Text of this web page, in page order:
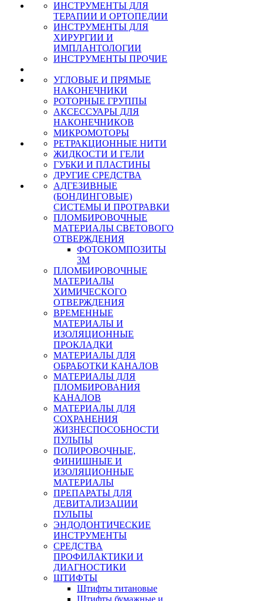
ИНСТРУМЕНТЫ ДЛЯ
ТЕРАПИИ И ОРТОПЕДИИ
ИНСТРУМЕНТЫ ДЛЯ
ХИРУРГИИ И
ИМПЛАНТОЛОГИИ
ИНСТРУМЕНТЫ ПРОЧИЕ
УГЛОВЫЕ И ПРЯМЫЕ
НАКОНЕЧНИКИ
РОТОРНЫЕ ГРУППЫ
АКСЕССУАРЫ ДЛЯ
НАКОНЕЧНИКОВ
МИКРОМОТОРЫ
РЕТРАКЦИОННЫЕ НИТИ
ЖИДКОСТИ И ГЕЛИ
ГУБКИ И ПЛАСТИНЫ
ДРУГИЕ СРЕДСТВА
АДГЕЗИВНЫЕ
(БОНДИНГОВЫЕ)
СИСТЕМЫ И ПРОТРАВКИ
ПЛОМБИРОВОЧНЫЕ
МАТЕРИАЛЫ СВЕТОВОГО
ОТВЕРЖДЕНИЯ
ФОТОКОМПОЗИТЫ
3М
ПЛОМБИРОВОЧНЫЕ
МАТЕРИАЛЫ
ХИМИЧЕСКОГО
ОТВЕРЖДЕНИЯ
ВРЕМЕННЫЕ
МАТЕРИАЛЫ И
ИЗОЛЯЦИОННЫЕ
ПРОКЛАДКИ
МАТЕРИАЛЫ ДЛЯ
ОБРАБОТКИ КАНАЛОВ
МАТЕРИАЛЫ ДЛЯ
ПЛОМБИРОВАНИЯ
КАНАЛОВ
МАТЕРИАЛЫ ДЛЯ
СОХРАНЕНИЯ
ЖИЗНЕСПОСОБНОСТИ
ПУЛЬПЫ
ПОЛИРОВОЧНЫЕ,
ФИНИШНЫЕ И
ИЗОЛЯЦИОННЫЕ
МАТЕРИАЛЫ
ПРЕПАРАТЫ ДЛЯ
ДЕВИТАЛИЗАЦИИ
ПУЛЬПЫ
ЭНДОДОНТИЧЕСКИЕ
ИНСТРУМЕНТЫ
СРЕДСТВА
ПРОФИЛАКТИКИ И
ДИАГНОСТИКИ
ШТИФТЫ
Штифты титановые
Штифты бумажные и